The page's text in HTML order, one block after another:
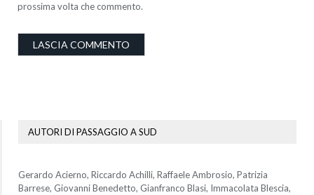
prossima volta che commento.
AUTORI DI PASSAGGIO A SUD
Gerardo Acierno, Riccardo Achilli, Raffaele Ambrosio, Patrizia
Barrese, Giovanni Benedetto, Gianfranco Blasi, Immacolata Blescia,